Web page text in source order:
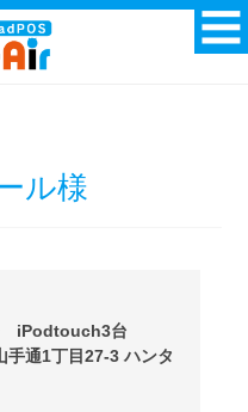
ル様
iPodtouch3台
手通1丁目27-3 ハンタ